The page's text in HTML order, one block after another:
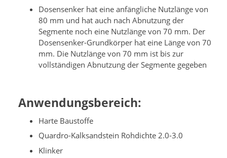
Dosensenker hat eine anfängliche Nutzlänge von
80 mm und hat auch nach Abnutzung der
Segmente noch eine Nutzlänge von 70 mm. Der
Dosensenker-Grundkörper hat eine Länge von 70
mm. Die Nutzlänge von 70 mm ist bis zur
vollständigen Abnutzung der Segmente gegeben
Anwendungsbereich:
Harte Baustoffe
Quardro-Kalksandstein Rohdichte 2.0-3.0
Klinker